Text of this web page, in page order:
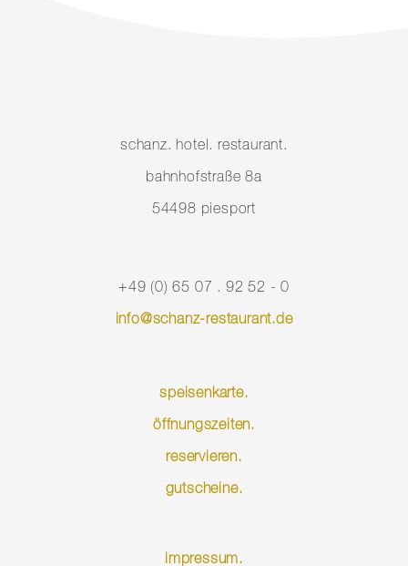
schanz. hotel. restaurant.
bahnhofstraße 8a
54498 piesport
+49 (0) 65 07 . 92 52 - 0
info@schanz-restaurant.de
speisenkarte.
öffnungszeiten.
reservieren.
gutscheine.
impressum.